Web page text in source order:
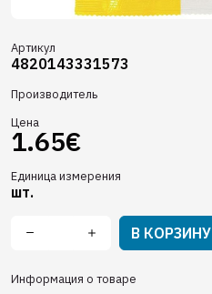
Артикул
4820143331573
Производитель
Цена
1.65€
Единица измерения
шт.
В КОРЗИНУ
Информация о товаре